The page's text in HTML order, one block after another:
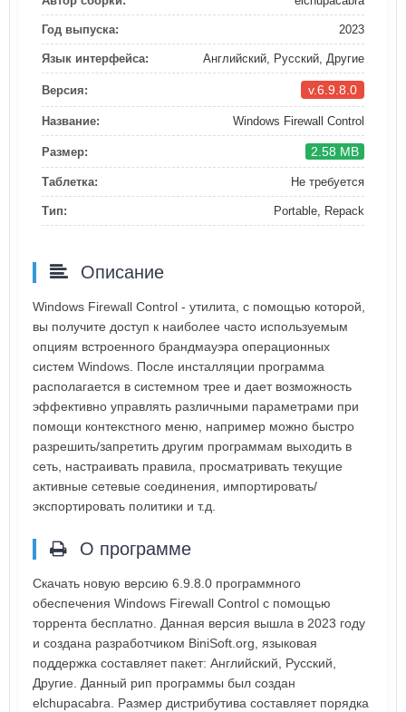
Год выпуска: 2023
Язык интерфейса: Английский, Русский, Другие
Версия: v.6.9.8.0
Название: Windows Firewall Control
Размер: 2.58 MB
Таблетка: Не требуется
Тип: Portable, Repack
Описание
Windows Firewall Control - утилита, с помощью которой,
вы получите доступ к наиболее часто используемым
опциям встроенного брандмауэра операционных
систем Windows. После инсталляции программа
располагается в системном трее и дает возможность
эффективно управлять различными параметрами при
помощи контекстного меню, например можно быстро
разрешить/запретить другим программам выходить в
сеть, настраивать правила, просматривать текущие
активные сетевые соединения, импортировать/
экспортировать политики и т.д.
О программе
Скачать новую версию 6.9.8.0 программного
обеспечения Windows Firewall Control с помощью
торрента бесплатно. Данная версия вышла в 2023 году
и создана разработчиком BiniSoft.org, языковая
поддержка составляет пакет: Английский, Русский,
Другие. Данный рип программы был создан
elchupacabra. Размер дистрибутива составляет порядка